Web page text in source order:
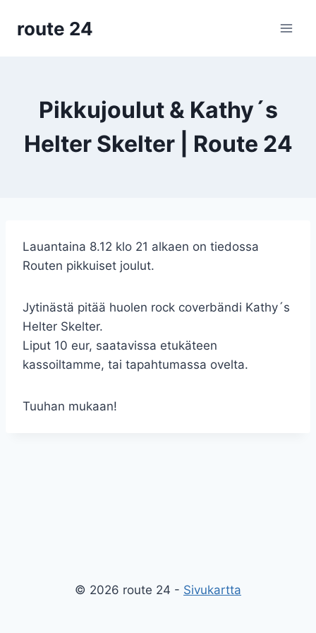
sisältöön
route 24
Pikkujoulut & Kathy´s
Helter Skelter | Route 24
Lauantaina 8.12 klo 21 alkaen on tiedossa
Routen pikkuiset joulut.
Jytinästä pitää huolen rock coverbändi Kathy´s
Helter Skelter.
Liput 10 eur, saatavissa etukäteen
kassoiltamme, tai tapahtumassa ovelta.
Tuuhan mukaan!
© 2026 route 24 - Sivukartta